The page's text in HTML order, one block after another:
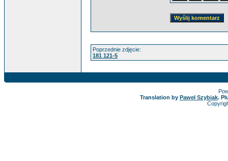
Poprzednie zdjęcie:
181 121-5
Translation by Paweł Szybiak.